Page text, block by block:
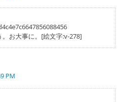
お大事に。[絵文字:v-278]
PM